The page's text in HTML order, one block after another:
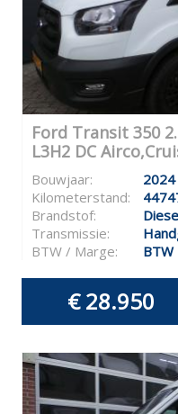
Ford Transit 350
L3H2 DC
Bouwjaar:
2024
Kilometerstand:
Brandstof:
Transmissie:
BTW / Marge:
BTW
€ 28.950